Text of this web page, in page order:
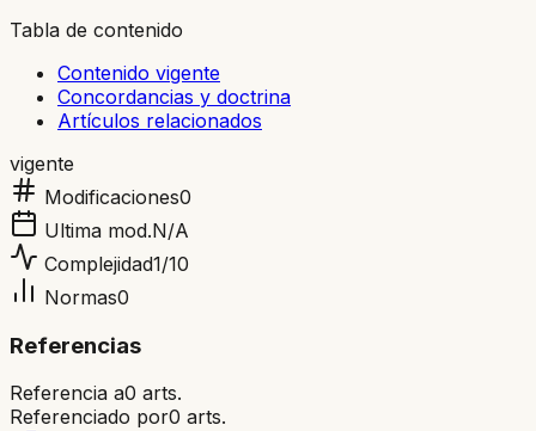
Tabla de contenido
Contenido vigente
Concordancias y doctrina
Artículos relacionados
vigente
Modificaciones0
Ultima mod.N/A
Complejidad1/10
Normas0
Referencias
Referencia a0 arts.
Referenciado por0 arts.